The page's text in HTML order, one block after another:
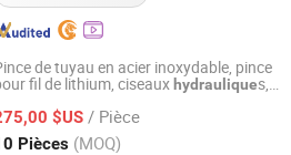
de tuyau en acier inoxydable, pince
fil de lithium, ciseaux hydrauliques,
$US / Pièce
Pièces (MOQ)
Ltd.
Depuis 2025